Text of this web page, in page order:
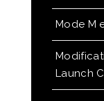
Mode M
Launch